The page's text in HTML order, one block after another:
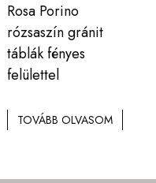
Rosa Porino
rózsaszín gránit
táblák fényes
felülettel
TOVÁBB OLVASOM